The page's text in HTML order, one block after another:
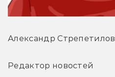
Александр Стрепетилов
Редактор новостей